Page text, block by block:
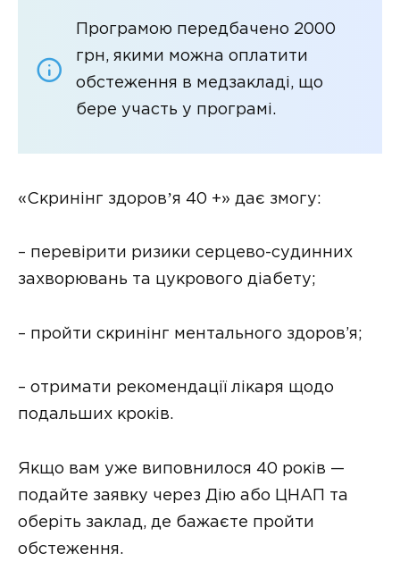
Програмою передбачено 2000
грн, якими можна оплатити
обстеження в медзакладі, що
бере участь у програмі.
«Скринінг здоровʼя 40 +» дає змогу:
– перевірити ризики серцево-судинних
захворювань та цукрового діабету;
– пройти скринінг ментального здоров’я;
– отримати рекомендації лікаря щодо
подальших кроків.
Якщо вам уже виповнилося 40 років —
подайте заявку через Дію або ЦНАП та
оберіть заклад, де бажаєте пройти
обстеження.